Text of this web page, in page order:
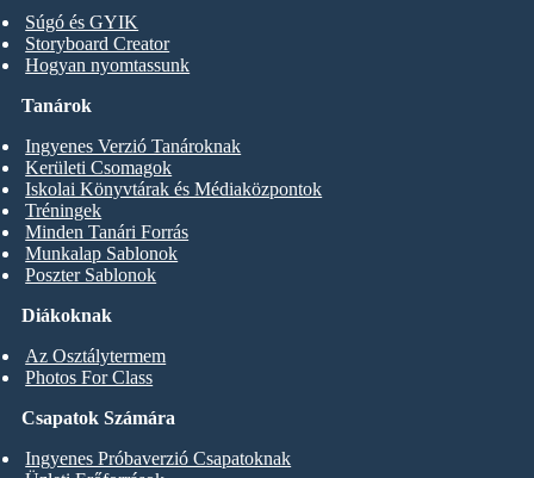
Súgó és GYIK
Storyboard Creator
Hogyan nyomtassunk
Diákoknak
Az Osztálytermem
Photos For Class
Tanárok
Ingyenes Verzió Tanároknak
Kerületi Csomagok
Iskolai Könyvtárak és Médiaközpontok
Tréningek
Minden Tanári Forrás
Munkalap Sablonok
Poszter Sablonok
Csapatok Számára
Ingyenes Próbaverzió Csapatoknak